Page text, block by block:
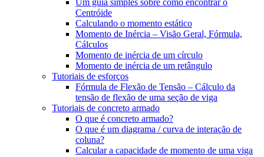
Um guia simples sobre como encontrar o
Centróide
Calculando o momento estático
Momento de Inércia – Visão Geral, Fórmula,
Cálculos
Momento de inércia de um círculo
Momento de inércia de um retângulo
Tutoriais de esforços
Fórmula de Flexão de Tensão – Cálculo da
tensão de flexão de uma seção de viga
Tutoriais de concreto armado
O que é concreto armado?
O que é um diagrama / curva de interação de
coluna?
Calcular a capacidade de momento de uma viga